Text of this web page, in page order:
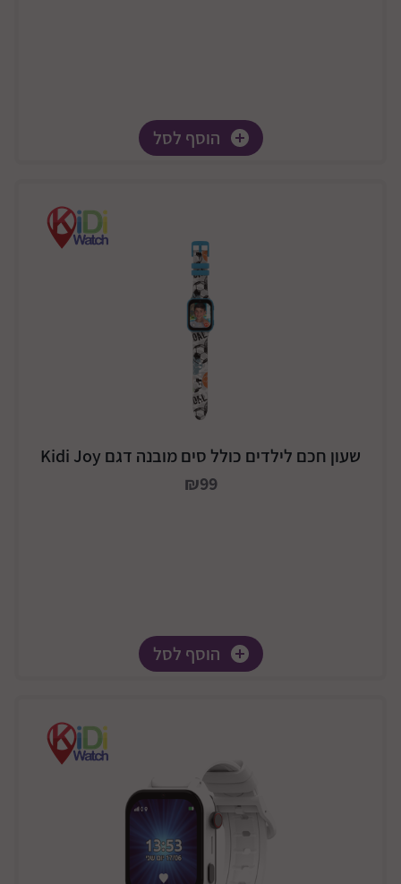
הוסף לסל
שעון חכם לילדים כולל סים מובנה דגם Kidi Joy
₪99
הוסף לסל